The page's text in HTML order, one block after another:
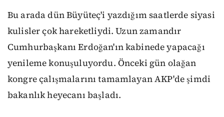
Bu arada dün Büyüteç'i yazdığım saatlerde siyasi
kulisler çok hareketliydi. Uzun zamandır
Cumhurbaşkanı Erdoğan'ın kabinede yapacağı
yenileme konuşuluyordu. Önceki gün olağan
kongre çalışmalarını tamamlayan AKP'de şimdi
bakanlık heyecanı başladı.